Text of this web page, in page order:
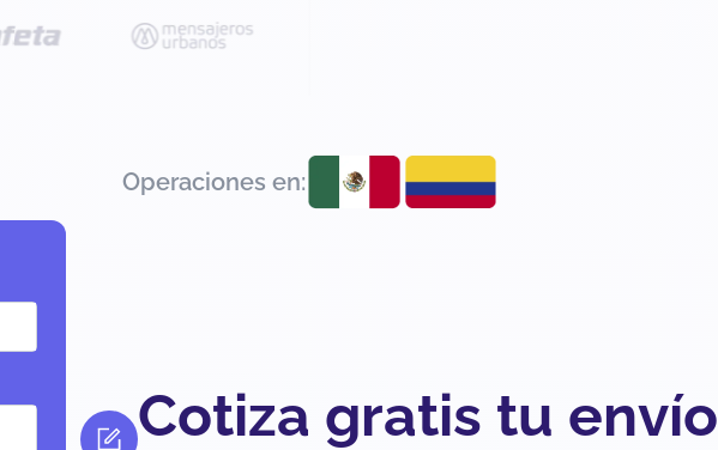
Operaciones en:
Cotiza gratis tu envío